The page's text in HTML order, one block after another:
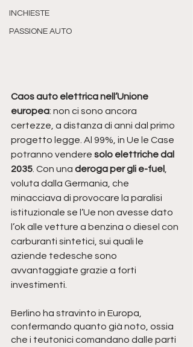
INCHIESTE
PASSIONE AUTO
Caos auto elettrica nell’Unione
europea: non ci sono ancora
certezze, a distanza di anni dal primo
progetto legge. Al 99%, in Ue le Case
potranno vendere solo elettriche dal
2035 . Con una deroga per gli e-fuel
voluta dalla Germania, che
minacciava di provocare la paralisi
istituzionale se l’Ue non avesse dato
l’ok alle vetture a benzina o diesel con
carburanti sintetici, sui quali le
aziende tedesche sono
avvantaggiate grazie a forti
investimenti.
Berlino ha stravinto in Europa,
confermando quanto già noto, ossia
che i teutonici comandano dalle parti